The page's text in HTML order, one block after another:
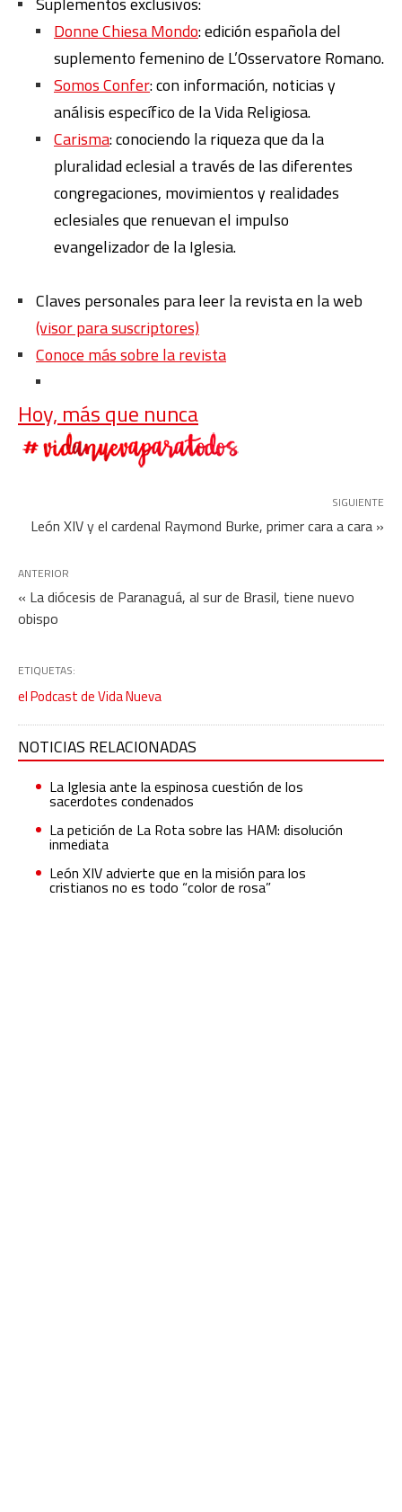
Donne Chiesa Mondo: edición española del
suplemento femenino de L’Osservatore Romano.
Somos Confer: con información, noticias y
análisis específico de la Vida Religiosa.
Carisma: conociendo la riqueza que da la
pluralidad eclesial a través de las diferentes
congregaciones, movimientos y realidades
eclesiales que renuevan el impulso
evangelizador de la Iglesia.
Claves personales para leer la revista en la web
(visor para suscriptores)
Conoce más sobre la revista
Hoy, más que nunca
SIGUIENTE
León XIV y el cardenal Raymond Burke, primer cara a cara »
ANTERIOR
« La diócesis de Paranaguá, al sur de Brasil, tiene nuevo
obispo
ETIQUETAS:
el Podcast de Vida Nueva
NOTICIAS RELACIONADAS
La Iglesia ante la espinosa cuestión de los
sacerdotes condenados
La petición de La Rota sobre las HAM: disolución
inmediata
León XIV advierte que en la misión para los
cristianos no es todo “color de rosa”